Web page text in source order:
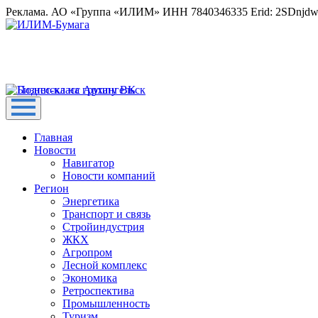
Реклама. АО «Группа «ИЛИМ» ИНН 7840346335 Erid:
Главная
Новости
Навигатор
Новости компаний
Регион
Энергетика
Транспорт и связь
Стройиндустрия
ЖКХ
Агропром
Лесной комплекс
Экономика
Ретроспектива
Промышленность